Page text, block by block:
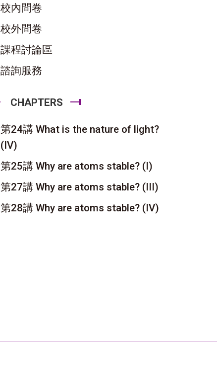
校內問卷
校外問卷
課程討論區
諮詢服務
CHAPTERS
第24講 What is the nature of light?
(IV)
第25講 Why are atoms stable? (I)
第27講 Why are atoms stable? (III)
第28講 Why are atoms stable? (IV)